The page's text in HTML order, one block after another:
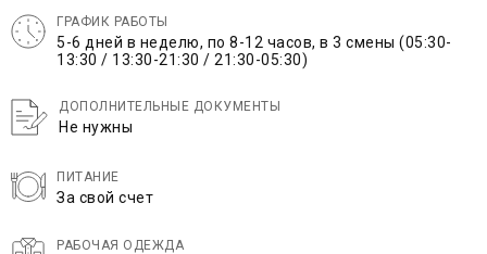
ГРАФИК РАБОТЫ
5-6 дней в неделю, по 8-12 часов, в 3 смены (05:30-
13:30 / 13:30-21:30 / 21:30-05:30)
ДОПОЛНИТЕЛЬНЫЕ ДОКУМЕНТЫ
Не нужны
ПИТАНИЕ
За свой счет
РАБОЧАЯ ОДЕЖДА